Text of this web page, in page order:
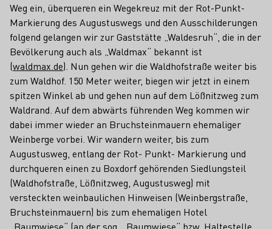
Weg ein, überqueren ein Wegekreuz mit der Rot-Punkt-
Markierung des Augustuswegs und den Ausschilderungen
folgend gelangen wir zur Gaststätte „Waldesruh“, die in der
Bevölkerung auch als „Waldmax“ bekannt ist
(waldmax.de). Nun gehen wir die Waldhofstraße weiter bis
zum Waldhof. 150 Meter weiter, biegen wir jetzt in einem
spitzen Winkel ab und gehen nun auf dem Lößnitzweg zum
Waldrand. Auf dem abwärts führenden Weg kommen wir
dabei immer wieder an Bruchsteinmauern ehemaliger
Weinberge vorbei. Wir wandern weiter, bis zum
Augustusweg, entlang der Rot- Punkt- Markierung und
durchqueren einen zu Boxdorf gehörenden Siedlungsteil
(Waldhofstraße, Lößnitzweg, Augustusweg) mit
versteckten weinbaulichen Hinweisen (Weinbergstraße,
Bruchsteinmauern) bis zum ehemaligen Hotel
„Baumwiese“ (an der sog. „Baumwiese“ bzw. Haltestelle